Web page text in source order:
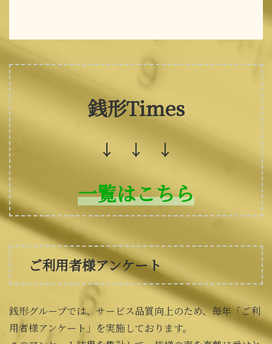
銭形Times
↓ ↓ ↓
一覧はこちら
ご利用者様アンケート
銭形グループでは、サービス品質向上のため、毎年「ご利
用者様アンケート」を実施しております。